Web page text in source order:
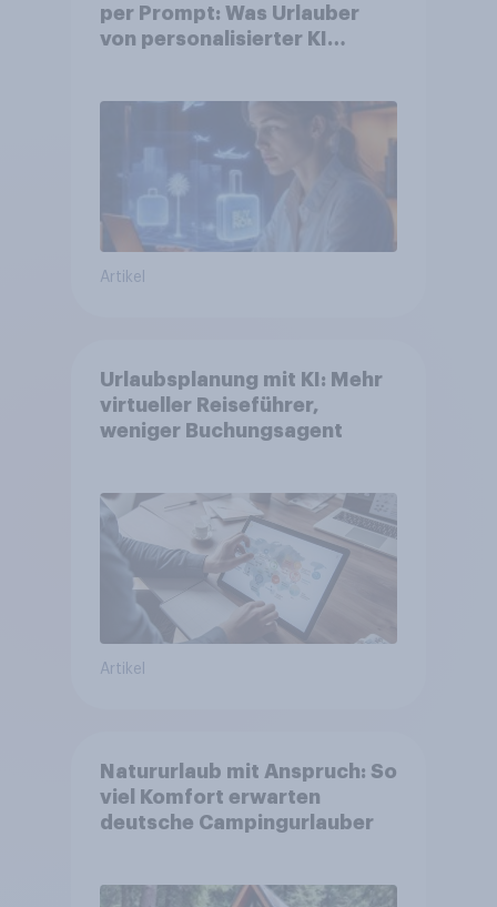
per Prompt: Was Urlauber
von personalisierter KI
bereits genutzt werden
Artikel
Urlaubsplanung mit KI: Mehr
virtueller Reiseführer,
weniger Buchungsagent
Artikel
Natururlaub mit Anspruch: So
viel Komfort erwarten
deutsche Campingurlauber